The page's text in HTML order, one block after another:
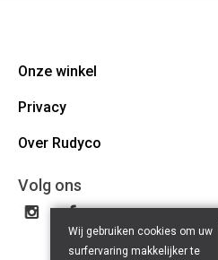
Onze winkel
Rudyco
9220 Hamme
052 47 71 27
BE 0893.944.278
Privacy
Algemene voorwaarden
Privacy Policy
Over Rudyco
Over ons
Contact
Rudyco Cycling Team
Volg ons
Wij gebruiken cookies om uw
surfervaring makkelijker te